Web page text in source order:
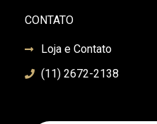
CONTATO
Loja e Contato
(11) 2672-2138